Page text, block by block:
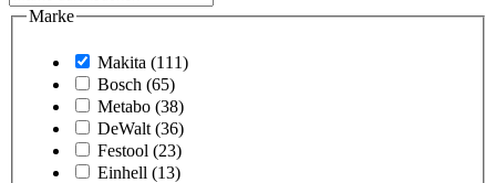
Marke
Makita (111)
Bosch (65)
Metabo (38)
DeWalt (36)
Festool (23)
Einhell (13)